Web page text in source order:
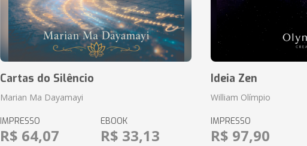
Cartas do Silêncio
Marian Ma Dayamayi
IMPRESSO
R$ 64,07
EBOOK
R$ 33,13
Ideia Zen
William Olímpio
IMPRESSO
R$ 97,90